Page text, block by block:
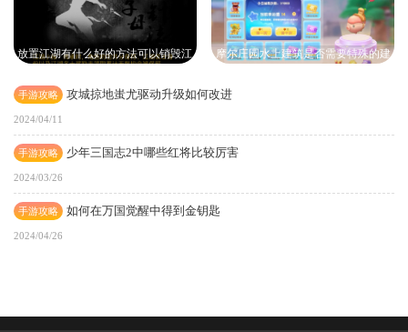
放置江湖有什么好的方法可以销毁江
摩尔庄园水上建筑是否需要特殊的建
手游攻略 攻城掠地蚩尤驱动升级如何改进
2024/04/11
手游攻略 少年三国志2中哪些红将比较厉害
2024/03/26
手游攻略 如何在万国觉醒中得到金钥匙
2024/04/26